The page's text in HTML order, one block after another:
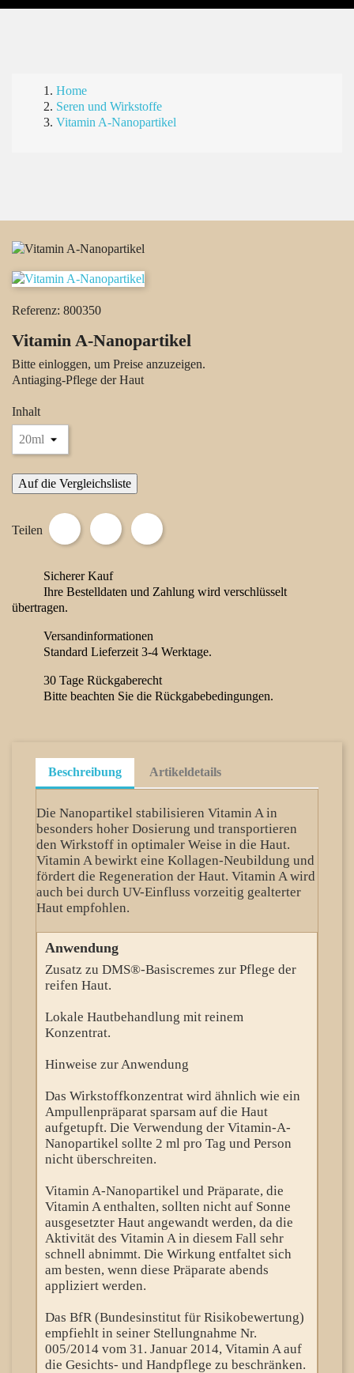
Home
Seren und Wirkstoffe
Vitamin A-Nanopartikel
Referenz: 800350
Vitamin A-Nanopartikel
Bitte einloggen, um Preise anzuzeigen.
Antiaging-Pflege der Haut
Inhalt
Auf die Vergleichsliste
Teilen
Teilen Tweet
Sicherer Kauf
Ihre Bestelldaten und Zahlung wird verschlüsselt
übertragen.
Versandinformationen
Standard Lieferzeit 3-4 Werktage.
30 Tage Rückgaberecht
Bitte beachten Sie die Rückgabebedingungen.
Beschreibung Artikeldetails
Die Nanopartikel stabilisieren Vitamin A in
besonders hoher Dosierung und transportieren
den Wirkstoff in optimaler Weise in die Haut.
Vitamin A bewirkt eine Kollagen-Neubildung und
fördert die Regeneration der Haut. Vitamin A wird
auch bei durch UV-Einfluss vorzeitig gealterter
Haut empfohlen.
Anwendung
Zusatz zu DMS®-Basiscremes zur Pflege der
reifen Haut.
Lokale Hautbehandlung mit reinem
Konzentrat.
Hinweise zur Anwendung
Das Wirkstoffkonzentrat wird ähnlich wie ein
Ampullenpräparat sparsam auf die Haut
aufgetupft. Die Verwendung der Vitamin-A-
Nanopartikel sollte 2 ml pro Tag und Person
nicht überschreiten.
Vitamin A-Nanopartikel und Präparate, die
Vitamin A enthalten, sollten nicht auf Sonne
ausgesetzter Haut angewandt werden, da die
Aktivität des Vitamin A in diesem Fall sehr
schnell abnimmt. Die Wirkung entfaltet sich
am besten, wenn diese Präparate abends
appliziert werden.
Das BfR (Bundesinstitut für Risikobewertung)
empfiehlt in seiner Stellungnahme Nr.
005/2014 vom 31. Januar 2014, Vitamin A auf
die Gesichts- und Handpflege zu beschränken.